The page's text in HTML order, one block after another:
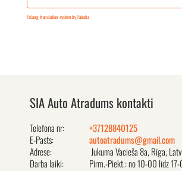
FaLang translation system by Faboba
SIA Auto Atradums kontakti
Telefona nr:
+37128840125
E-Pasts:
autoatradums@gmail.com
Adrese:
Jukuma Vacieša 8a, Rīga,
Darba laiki:
Pirm.-Piekt.: no 10-00 līdz